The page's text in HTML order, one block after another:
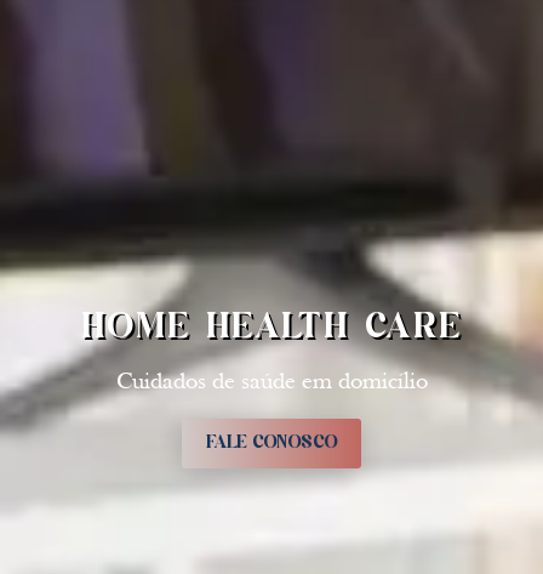
HOME HEALTH CARE
Cuidados de saúde em domicílio
FALE CONOSCO